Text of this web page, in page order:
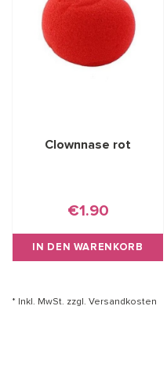
Clownnase rot
€1.90
IN DEN WARENKORB
* Inkl. MwSt. zzgl. Versandkosten